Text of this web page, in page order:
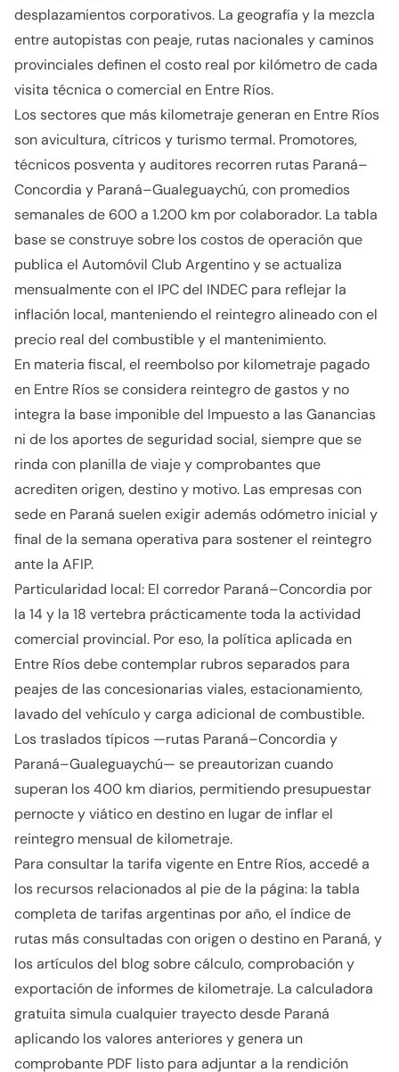
desplazamientos corporativos. La geografía y la mezcla
entre autopistas con peaje, rutas nacionales y caminos
provinciales definen el costo real por kilómetro de cada
visita técnica o comercial en Entre Ríos.
Los sectores que más kilometraje generan en Entre Ríos
son avicultura, cítricos y turismo termal. Promotores,
técnicos posventa y auditores recorren rutas Paraná–
Concordia y Paraná–Gualeguaychú, con promedios
semanales de 600 a 1.200 km por colaborador. La tabla
base se construye sobre los costos de operación que
publica el Automóvil Club Argentino y se actualiza
mensualmente con el IPC del INDEC para reflejar la
inflación local, manteniendo el reintegro alineado con el
precio real del combustible y el mantenimiento.
En materia fiscal, el reembolso por kilometraje pagado
en Entre Ríos se considera reintegro de gastos y no
integra la base imponible del Impuesto a las Ganancias
ni de los aportes de seguridad social, siempre que se
rinda con planilla de viaje y comprobantes que
acrediten origen, destino y motivo. Las empresas con
sede en Paraná suelen exigir además odómetro inicial y
final de la semana operativa para sostener el reintegro
ante la AFIP.
Particularidad local: El corredor Paraná–Concordia por
la 14 y la 18 vertebra prácticamente toda la actividad
comercial provincial. Por eso, la política aplicada en
Entre Ríos debe contemplar rubros separados para
peajes de las concesionarias viales, estacionamiento,
lavado del vehículo y carga adicional de combustible.
Los traslados típicos —rutas Paraná–Concordia y
Paraná–Gualeguaychú— se preautorizan cuando
superan los 400 km diarios, permitiendo presupuestar
pernocte y viático en destino en lugar de inflar el
reintegro mensual de kilometraje.
Para consultar la tarifa vigente en Entre Ríos, accedé a
los recursos relacionados al pie de la página: la tabla
completa de tarifas argentinas por año, el índice de
rutas más consultadas con origen o destino en Paraná, y
los artículos del blog sobre cálculo, comprobación y
exportación de informes de kilometraje. La calculadora
gratuita simula cualquier trayecto desde Paraná
aplicando los valores anteriores y genera un
comprobante PDF listo para adjuntar a la rendición